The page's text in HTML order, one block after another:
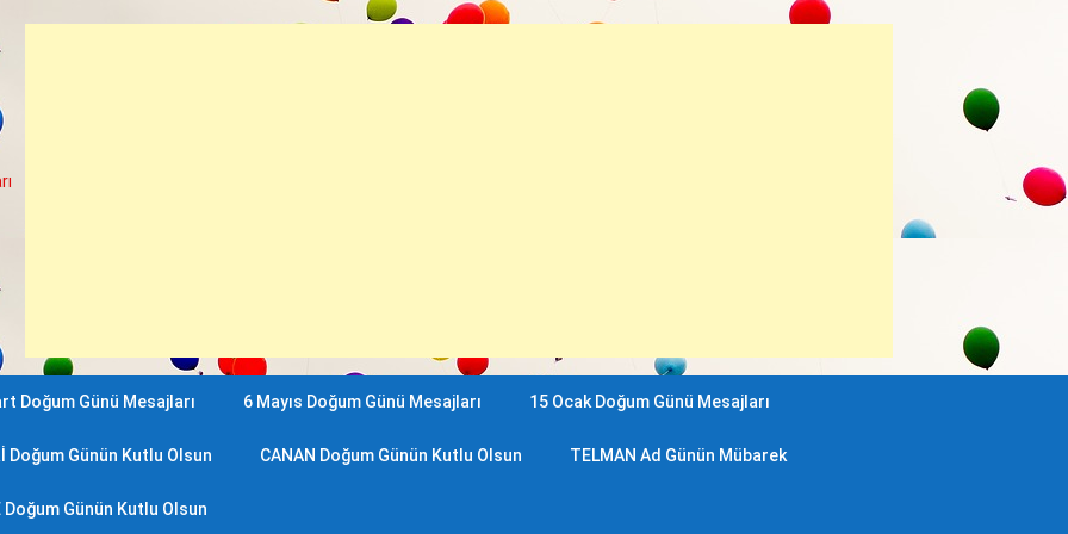
Doğum Günü Mesajları 6 Mayıs Doğum Günü Mesajları 15 Ocak Doğum Günü Mesajları
Doğum Günün Kutlu Olsun CANAN Doğum Günün Kutlu Olsun TELMAN Ad Günün Mübarek
Doğum Günün Kutlu Olsun